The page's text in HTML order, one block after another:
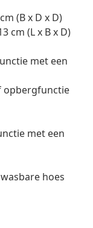
(B x D x D)
cm (L x B x D)
met een
opbergfunctie
met een
hoes